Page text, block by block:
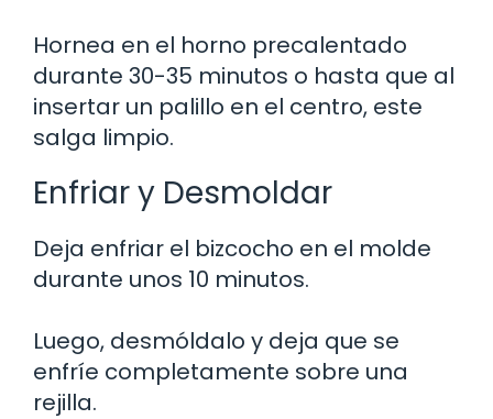
Hornea en el horno precalentado
durante 30-35 minutos o hasta que al
insertar un palillo en el centro, este
salga limpio.
Enfriar y Desmoldar
Deja enfriar el bizcocho en el molde
durante unos 10 minutos.
Luego, desmóldalo y deja que se
enfríe completamente sobre una
rejilla.